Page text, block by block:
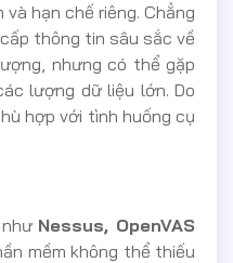
hạn chế riêng. Chẳng
thông tin sâu sắc về
nhưng có thể gặp
lượng dữ liệu lớn. Do
hợp với tình huống cụ
Nessus, OpenVAS
mềm không thể thiếu